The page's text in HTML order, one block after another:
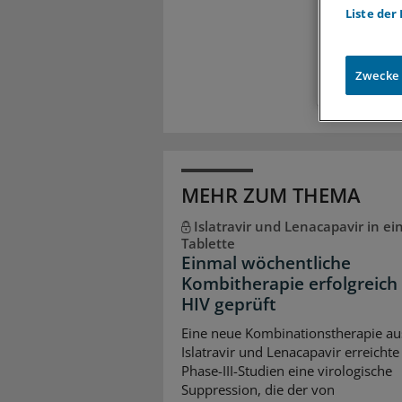
MEHR ZUM THEMA
Islatravir und Lenacapavir in
Tablette
Einmal wöchentliche
Kombitherapie erfolgreich
HIV geprüft
Eine neue Kombinationstherapie
Islatravir und Lenacapavir
Phase-III-Studien eine virologische
Suppression, die der von
Liste